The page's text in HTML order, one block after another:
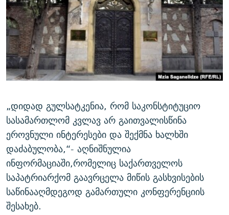
ᲛᲝᲚᲐᲞᲐᲠᲐᲙᲔ ᲢᲔᲥᲡᲢᲔᲑᲘ
ᲨᲘᲜ - ᲣᲪᲮᲝᲔᲗᲨᲘ
ᲚᲘᲢᲔᲠᲐᲢᲣᲠᲣᲚᲘ ᲬᲐᲮᲜᲐᲒᲔᲑᲘ
ᲐᲛᲔᲠᲘᲙᲣᲚᲘ ᲛᲝᲗᲮᲠᲝᲑᲐ
ᲘᲛᲞᲔᲠᲘᲐ ᲓᲐ ᲠᲐᲓᲘᲝ
ᲩᲔᲛᲘ ᲡᲘᲙᲕᲓᲘᲚᲘᲡ ᲛᲘᲖᲔᲖᲘᲐ COVID-19
11 ᲬᲔᲚᲘ - 11 ᲐᲛᲑᲐᲕᲘ
ᲡᲐᲞᲐᲠᲚᲐᲛᲔᲜᲢᲝ ᲐᲠᲩᲔᲕᲜᲔᲑᲘᲡ ᲘᲡᲢᲝᲠᲘᲐ
ᲑᲐᲕᲨᲕᲔᲑᲘ ᲞᲠᲝᲡᲢᲘᲢᲣᲪᲘᲐᲨᲘ - ᲐᲛᲝᲣᲗᲥᲛᲔᲚᲘ ᲐᲛᲑᲐᲕᲘ
5 ᲐᲛᲑᲐᲕᲘ - 20 ᲘᲕᲜᲘᲡᲡ ᲓᲐᲨᲐᲕᲔᲑᲣᲚᲔᲑᲘ
ᲐᲒᲕᲘᲡᲢᲝᲡ ᲝᲛᲘ
ПРИВЕТ ᲙᲣᲚᲢᲣᲠᲐ
ᲒᲐᲛᲝᲘᲬᲔᲠᲔ
რთე/რთ-ის ყველა საიტი
„დიდად გულსატკენია, რომ საკონსტიტუციო
სასამართლომ კვლავ არ გაითვალისწინა
ეროვნული ინტერესები და შექმნა ხალხში
დაძაბულობა,“- აღნიშნულია
ინფორმაციაში,რომელიც საქართველოს
საპატრიარქომ გაავრცელა მიწის გასხვისების
საწინააღმდეგოდ გამართული კონფერენციის
შესახებ.